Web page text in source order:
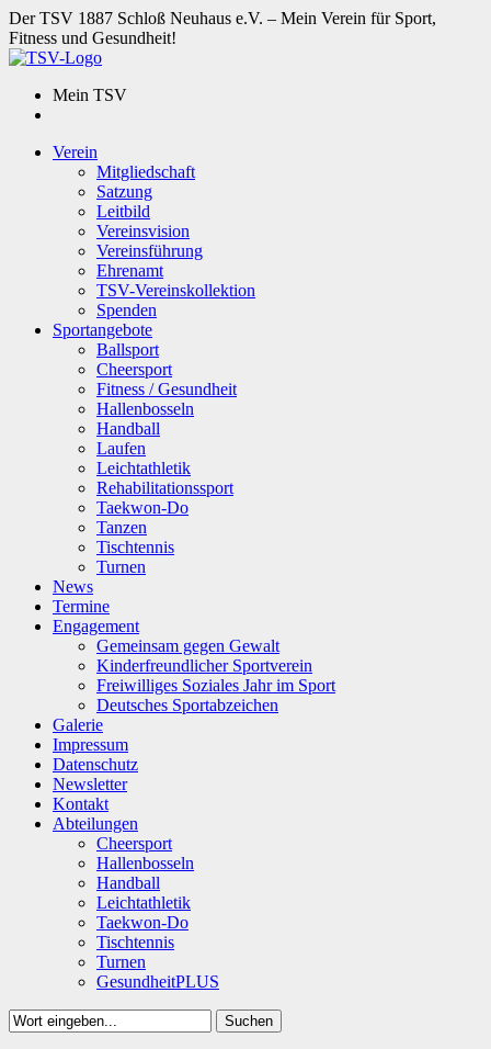
Der TSV 1887 Schloß Neuhaus e.V. – Mein Verein für Sport,
Fitness und Gesundheit!
Mein TSV
Verein
Mitgliedschaft
Satzung
Leitbild
Vereinsvision
Vereinsführung
Ehrenamt
TSV-Vereinskollektion
Spenden
Sportangebote
Ballsport
Cheersport
Fitness / Gesundheit
Hallenbosseln
Handball
Laufen
Leichtathletik
Rehabilitationssport
Taekwon-Do
Tanzen
Tischtennis
Turnen
News
Termine
Engagement
Gemeinsam gegen Gewalt
Kinderfreundlicher Sportverein
Freiwilliges Soziales Jahr im Sport
Deutsches Sportabzeichen
Galerie
Impressum
Datenschutz
Newsletter
Kontakt
Abteilungen
Cheersport
Hallenbosseln
Handball
Leichtathletik
Taekwon-Do
Tischtennis
Turnen
GesundheitPLUS
Suchen